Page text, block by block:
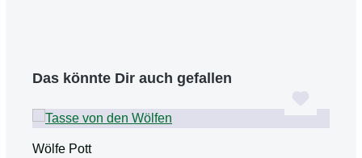
Produktgalerie überspringen
Das könnte Dir auch gefallen
Wölfe Pott